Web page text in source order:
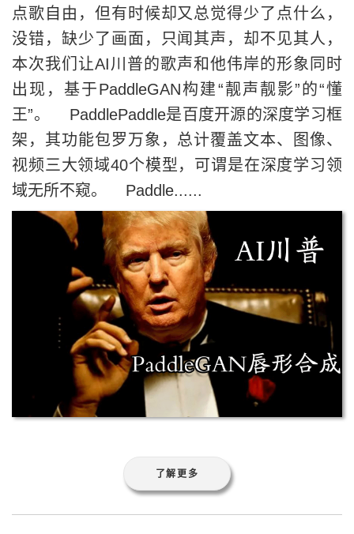
点歌自由，但有时候却又总觉得少了点什么，
没错，缺少了画面，只闻其声，却不见其人，
本次我们让AI川普的歌声和他伟岸的形象同时
出现，基于PaddleGAN构建“靓声靓影”的“懂
王”。 PaddlePaddle是百度开源的深度学习框
架，其功能包罗万象，总计覆盖文本、图像、
视频三大领域40个模型，可谓是在深度学习领
域无所不窥。 Paddle......
了解更多